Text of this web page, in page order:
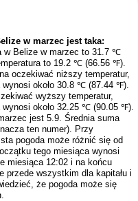
w marzec jest taka:
w Belize w marzec to 31.7 ℃
to 19.2 ℃ (66.56 ℉).
oczekiwać niższy temperatur,
około 30.8 ℃ (87.44 ℉).
wyższy temperatur,
około 32.25 ℃ (90.05 ℉).
jest 5.9. Średnia suma
ten numer). Przy
pogoda może różnić się od
tego miesiąca wynosi
miesiąca 12:02 i na końcu
przede wszystkim dla kapitału i
że pogoda może się